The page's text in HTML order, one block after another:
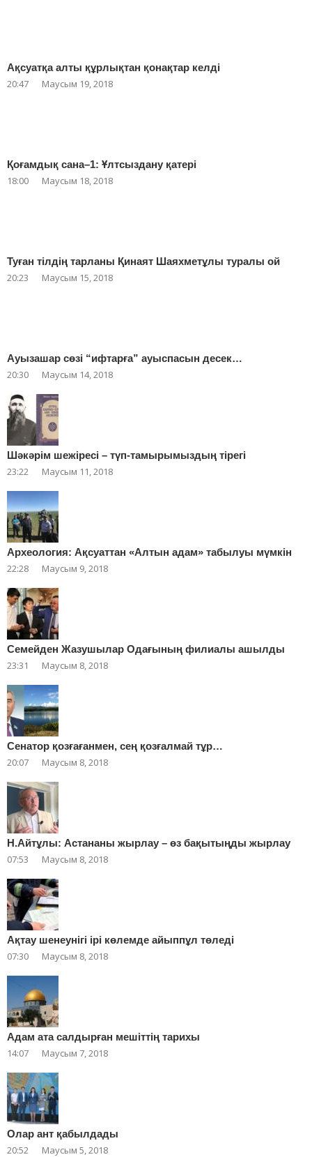
Ақсуатқа алты құрлықтан қонақтар келді
20:47 Маусым 19, 2018
Қоғамдық сана–1: Ұлтсыздану қатері
18:00 Маусым 18, 2018
Туған тілдің тарланы Қинаят Шаяхметұлы туралы ой
20:23 Маусым 15, 2018
Ауызашар сөзі “ифтарға” ауыспасын десек…
20:30 Маусым 14, 2018
Шәкәрім шежіресі – түп-тамырымыздың тірегі
23:22 Маусым 11, 2018
Археология: Ақсуаттан «Алтын адам» табылуы мүмкін
22:28 Маусым 9, 2018
Cемейден Жазушылар Одағының филиалы ашылды
23:31 Маусым 8, 2018
Сенатор қозғағанмен, сең қозғалмай тұр…
20:07 Маусым 8, 2018
Н.Айтұлы: Астананы жырлау – өз бақытыңды жырлау
07:53 Маусым 8, 2018
Ақтау шенеунігі ірі көлемде айыппұл төледі
07:30 Маусым 8, 2018
Адам ата салдырған мешіттің тарихы
14:07 Маусым 7, 2018
Олар ант қабылдады
20:52 Маусым 5, 2018